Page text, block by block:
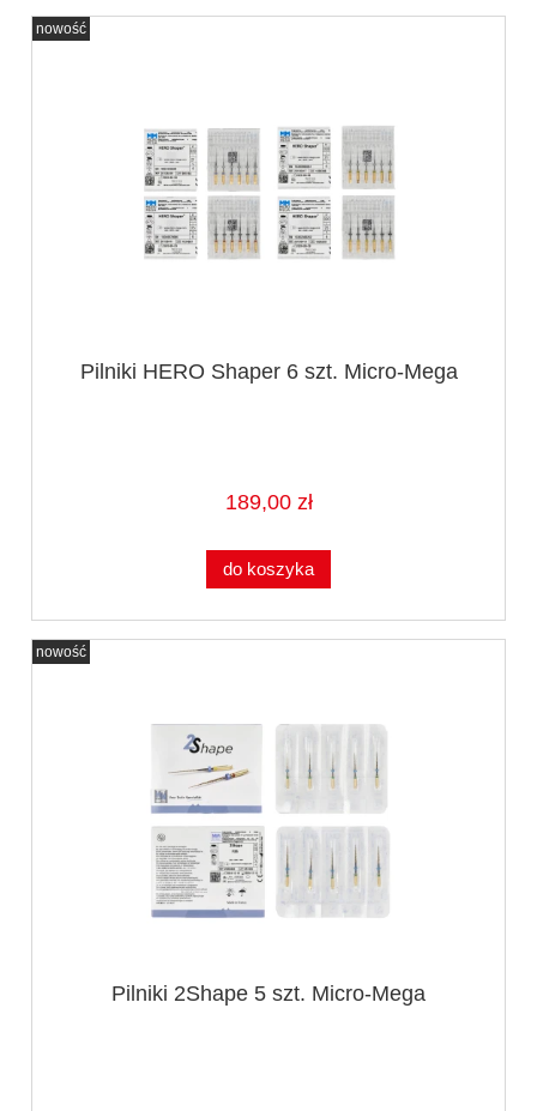
Pilniki HERO Shaper 6 szt. Micro-Mega
189,00 zł
do koszyka
nowość
Pilniki 2Shape 5 szt. Micro-Mega
nowość